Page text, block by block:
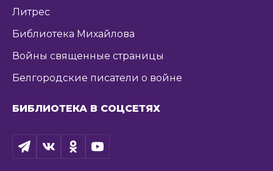
Литрес
Библиотека Михайлова
Войны священные страницы
Белгородские писатели о войне
БИБЛИОТЕКА В СОЦСЕТЯХ